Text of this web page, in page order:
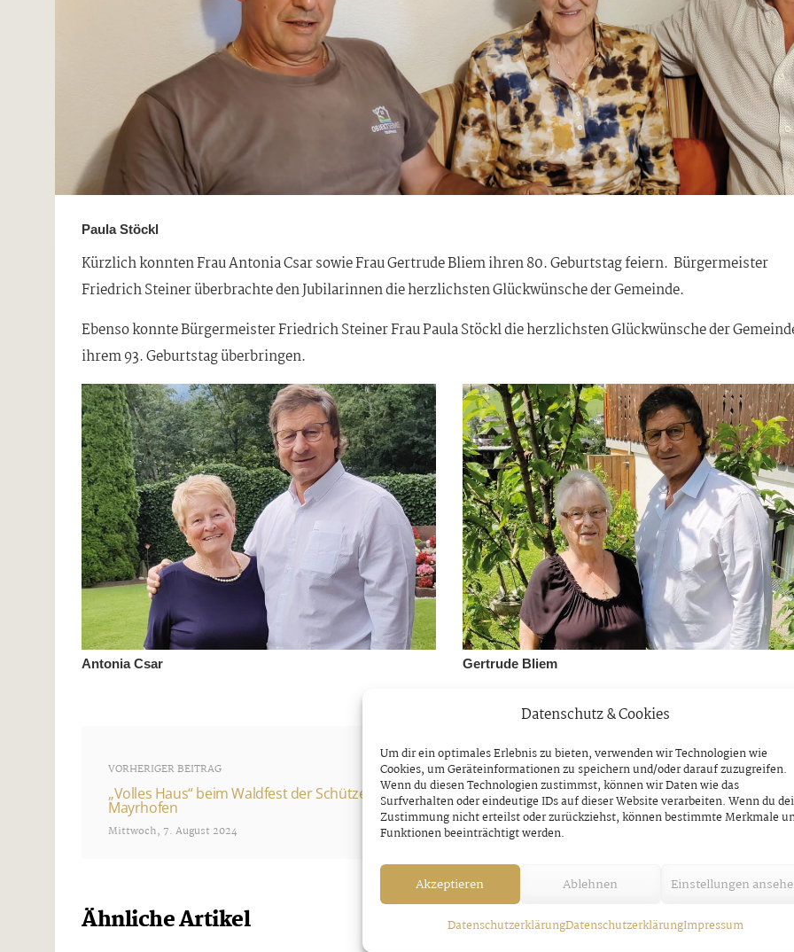
Datenschutz & Cookies
Um dir ein optimales Erlebnis zu bieten, verwenden wir Technologien wie
Cookies, um Geräteinformationen zu speichern und/oder darauf zuzugreifen.
Wenn du diesen Technologien zustimmst, können wir Daten wie das
Surfverhalten oder eindeutige IDs auf dieser Website verarbeiten. Wenn du
Zustimmung nicht erteilst oder zurückziehst, können bestimmte Merkmale
Funktionen beeinträchtigt werden.
Akzeptieren Ablehnen Einstellungen
DatenschutzerklärungDatenschutzerklärungImpressum
Paula Stöckl
Kürzlich konnten Frau Antonia Csar sowie Frau Gertrude Bliem ihren 80. Geburtstag feiern. Bürgermeister
Friedrich Steiner überbrachte den Jubilarinnen die herzlichsten Glückwünsche der Gemeinde.
Ebenso konnte Bürgermeister Friedrich Steiner Frau Paula Stöckl die herzlichsten Glückwünsche der
ihrem 93. Geburtstag überbringen.
Antonia Csar Gertrude Bliem
VORHERIGER BEITRAG
„Volles Haus“ beim Waldfest der Schützenkompanie
Mayrhofen
Mittwoch, 7. August 2024
NÄCHSTER BEITRAG
Kameradschaftsbund Hippach gratuliert
Mittwoch, 7. August 2024
Ähnliche Artikel